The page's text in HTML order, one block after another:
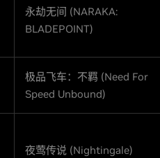
永劫无间 (NARAKA:
BLADEPOINT)
极品飞车：不羁 (Need For
Speed Unbound)
夜莺传说 (Nightingale)